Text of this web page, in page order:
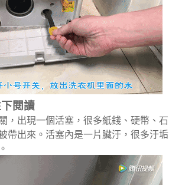
閱讀
，出現一個活塞，很多紙錢、硬幣、石
帶出來。活塞內是一片臟汙，很多汙垢